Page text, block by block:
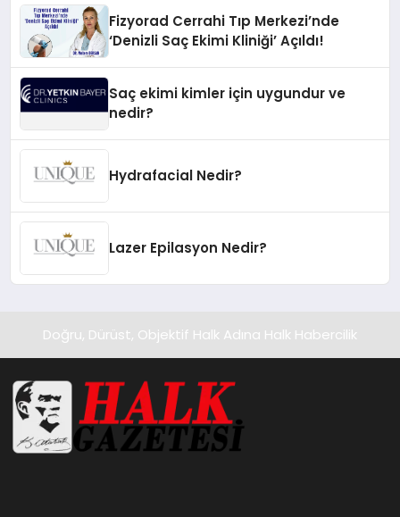
Fizyorad Cerrahi Tıp Merkezi’nde
‘Denizli Saç Ekimi Kliniği’ Açıldı!
Saç ekimi kimler için uygundur ve
nedir?
Hydrafacial Nedir?
Lazer Epilasyon Nedir?
Doğru, Dürüst, Objektif Halk Adına Halk Habercilik